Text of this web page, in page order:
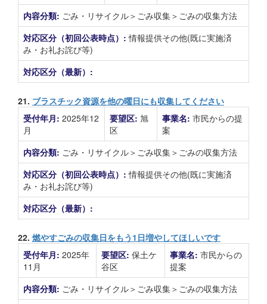
内容分類: ごみ・リサイクル＞ごみ収集＞ごみの収集方法
対応区分（初回公表時点）:情報提供その他(既に実施済
み・お礼お詫び等)
対応区分（最新）:
21. ブラスチック資源を他の曜日にも収集してください
受付年月: 2025年12
月
要望区: 旭
区
事業名: 市民からの提
案
内容分類: ごみ・リサイクル＞ごみ収集＞ごみの収集方法
対応区分（初回公表時点）:情報提供その他(既に実施済
み・お礼お詫び等)
対応区分（最新）:
22. 燃やすごみの収集日をもう1日増やしてほしいです
受付年月: 2025年
11月
要望区: 保土ケ
谷区
事業名: 市民からの
提案
内容分類: ごみ・リサイクル＞ごみ収集＞ごみの収集方法